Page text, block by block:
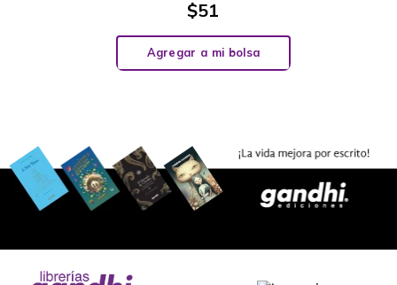
$51
Agregar a mi bolsa